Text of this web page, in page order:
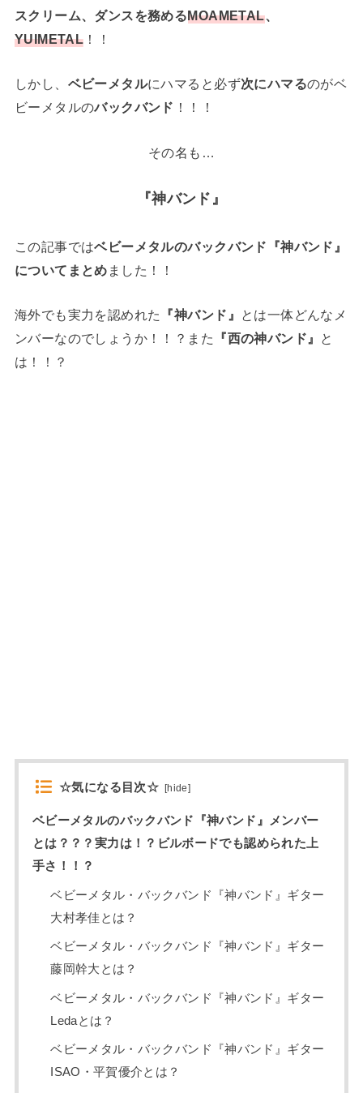
スクリーム、ダンスを務めるMOAMETAL、
YUIMETAL ！！
しかし、 ベビーメタルにハマると必ず次にハマるのがベ
ビーメタルのバックバンド ！！！
その名も…
『神バンド』
この記事ではベビーメタルのバックバンド『神バンド』
についてまとめ ました！！
海外でも実力を認めれた 『神バンド』
とは一体どんなメ
ンバーなのでしょうか！！？また
『西の神バンド』 と
は！！？
☆気になる目次☆ [hide]
ベビーメタルのバックバンド『神バンド』メンバー
とは？？？実力は！？ビルボードでも認められた上
手さ！！？
ベビーメタル・バックバンド『神バンド』ギター
大村孝佳とは？
ベビーメタル・バックバンド『神バンド』ギター
藤岡幹大とは？
ベビーメタル・バックバンド『神バンド』ギター
Ledaとは？
ベビーメタル・バックバンド『神バンド』ギター
ISAO・平賀優介とは？